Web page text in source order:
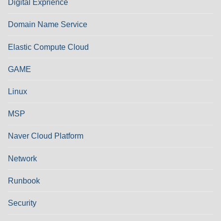
Digital Exprience
Domain Name Service
Elastic Compute Cloud
GAME
Linux
MSP
Naver Cloud Platform
Network
Runbook
Security